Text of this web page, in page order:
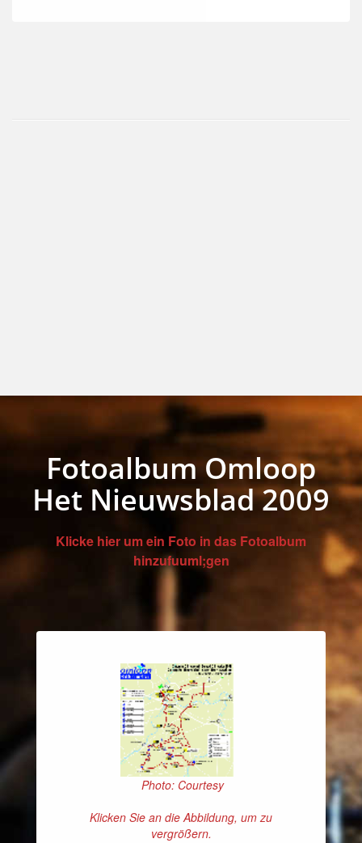
Fotoalbum Omloop
Het Nieuwsblad 2009
Klicke hier um ein Foto in das Fotoalbum
hinzufuuml;gen
Photo: Courtesy
Klicken Sie an die Abbildung, um zu
vergrößern.